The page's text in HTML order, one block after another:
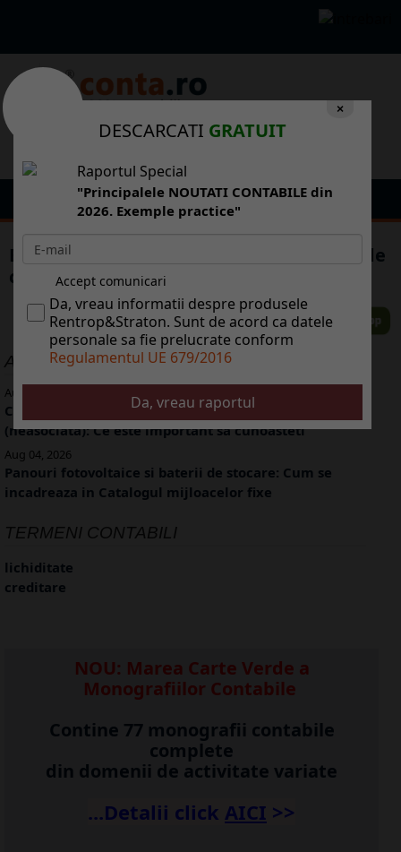
Economiile est-europene vor fi afectate de
criza de la nivel mondial
ALTE ARTICOLE
Aug 05, 2026
Creditare societate de catre o persoana fizica
(neasociata): Ce este important sa cunoasteti
Aug 04, 2026
Panouri fotovoltaice si baterii de stocare: Cum se
incadreaza in Catalogul mijloacelor fixe
TERMENI CONTABILI
lichiditate
creditare
NOU: Marea Carte Verde a
Monografiilor Contabile
Contine 77 monografii contabile
complete
din domenii de activitate variate
...Detalii click AICI >>
×
DESCARCATI GRATUIT
Raportul Special
"Principalele NOUTATI CONTABILE din
2026. Exemple practice"
Accept comunicari
Da, vreau informatii despre produsele
Rentrop&Straton. Sunt de acord ca datele
personale sa fie prelucrate conform
Regulamentul UE 679/2016